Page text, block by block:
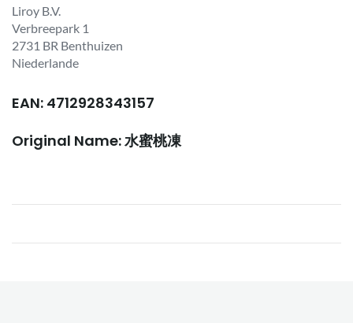
Liroy B.V.
Verbreepark 1
2731 BR Benthuizen
Niederlande
EAN: 4712928343157
Original Name: 水蜜桃凍